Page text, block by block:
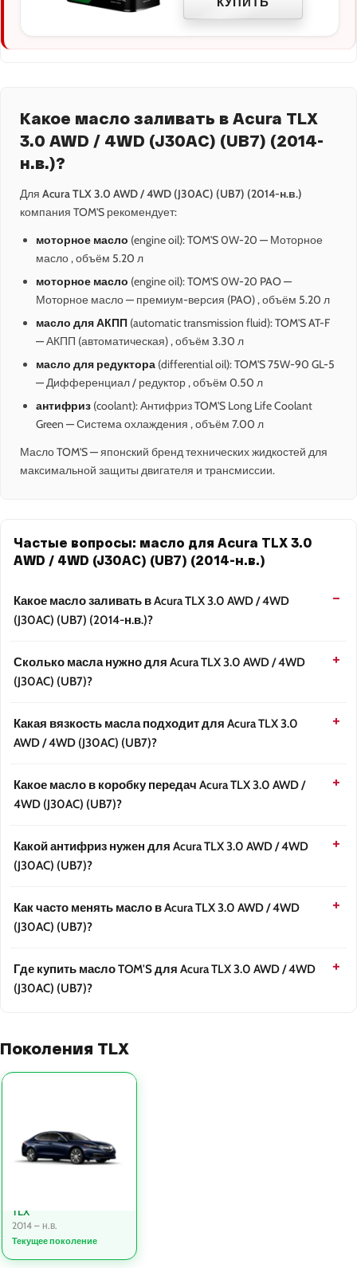
Какое масло заливать в Acura TLX
3.0 AWD / 4WD (J30AC) (UB7) (2014-
н.в.)?
Для Acura TLX 3.0 AWD / 4WD (J30AC) (UB7) (2014-н.в.)
компания TOM'S рекомендует:
моторное масло (engine oil): TOM'S 0W-20 — Моторное
масло , объём 5.20 л
моторное масло (engine oil): TOM'S 0W-20 PAO —
Моторное масло — премиум-версия (PAO) , объём 5.20 л
масло для АКПП (automatic transmission fluid): TOM'S AT-F
— АКПП (автоматическая) , объём 3.30 л
масло для редуктора (differential oil): TOM'S 75W-90 GL-5
— Дифференциал / редуктор , объём 0.50 л
антифриз (coolant): Антифриз TOM'S Long Life Coolant
Green — Система охлаждения , объём 7.00 л
Масло TOM'S — японский бренд технических жидкостей для
максимальной защиты двигателя и трансмиссии.
Частые вопросы: масло для Acura TLX 3.0
AWD / 4WD (J30AC) (UB7) (2014-н.в.)
Какое масло заливать в Acura TLX 3.0 AWD / 4WD
(J30AC) (UB7) (2014-н.в.)?
Сколько масла нужно для Acura TLX 3.0 AWD / 4WD
(J30AC) (UB7)?
Какая вязкость масла подходит для Acura TLX 3.0
AWD / 4WD (J30AC) (UB7)?
Какое масло в коробку передач Acura TLX 3.0 AWD /
4WD (J30AC) (UB7)?
Какой антифриз нужен для Acura TLX 3.0 AWD / 4WD
(J30AC) (UB7)?
Как часто менять масло в Acura TLX 3.0 AWD / 4WD
(J30AC) (UB7)?
Где купить масло TOM'S для Acura TLX 3.0 AWD / 4WD
(J30AC) (UB7)?
Поколения TLX
TLX
2014 – н.в.
Текущее поколение